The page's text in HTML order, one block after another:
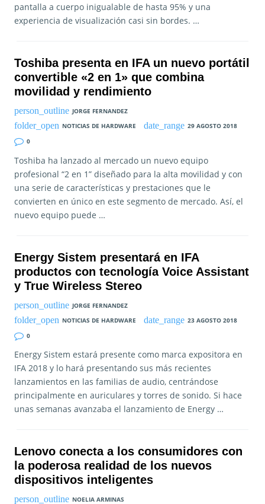
pantalla a cuerpo inigualable de hasta 95% y una
experiencia de visualización casi sin bordes. …
Toshiba presenta en IFA un nuevo portátil
convertible «2 en 1» que combina
movilidad y rendimiento
JORGE FERNANDEZ
NOTICIAS DE HARDWARE
29 AGOSTO 2018
0
Toshiba ha lanzado al mercado un nuevo equipo
profesional “2 en 1” diseñado para la alta movilidad y con
una serie de características y prestaciones que le
convierten en único en este segmento de mercado. Así, el
nuevo equipo puede …
Energy Sistem presentará en IFA
productos con tecnología Voice Assistant
y True Wireless Stereo
JORGE FERNANDEZ
NOTICIAS DE HARDWARE
23 AGOSTO 2018
0
Energy Sistem estará presente como marca expositora en
IFA 2018 y lo hará presentando sus más recientes
lanzamientos en las familias de audio, centrándose
principalmente en auriculares y torres de sonido. Si hace
unas semanas avanzaba el lanzamiento de Energy …
Lenovo conecta a los consumidores con
la poderosa realidad de los nuevos
dispositivos inteligentes
NOELIA ARMINAS